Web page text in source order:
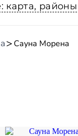
карта, районы
Сауна Морена